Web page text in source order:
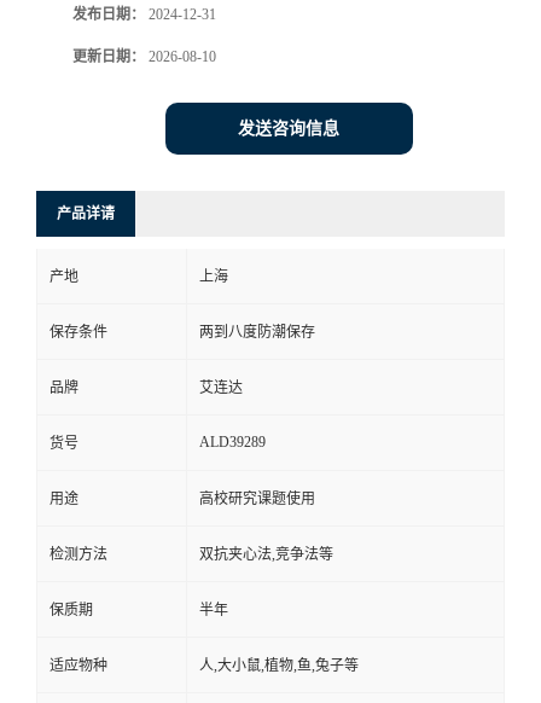
发布日期： 2024-12-31
更新日期： 2026-08-10
发送咨询信息
产品详请
产地 上海
保存条件 两到八度防潮保存
品牌 艾连达
货号 ALD39289
用途 高校研究课题使用
检测方法 双抗夹心法,竞争法等
保质期 半年
适应物种 人,大小鼠,植物,鱼,兔子等